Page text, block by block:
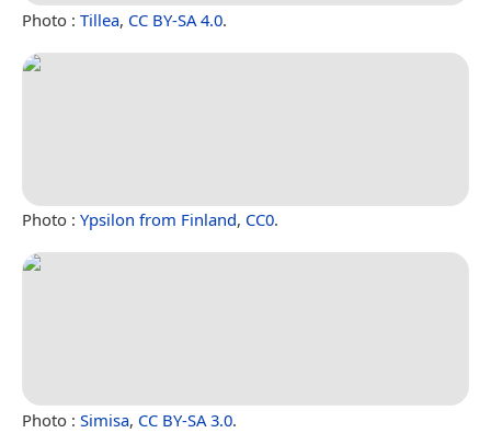
Photo : Tillea, CC BY-SA 4.0.
Photo : Ypsilon from Finland, CC0.
Photo : Simisa, CC BY-SA 3.0.